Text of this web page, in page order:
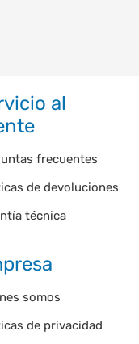
al
frecuentes
de devoluciones
técnica
somos
de privacidad